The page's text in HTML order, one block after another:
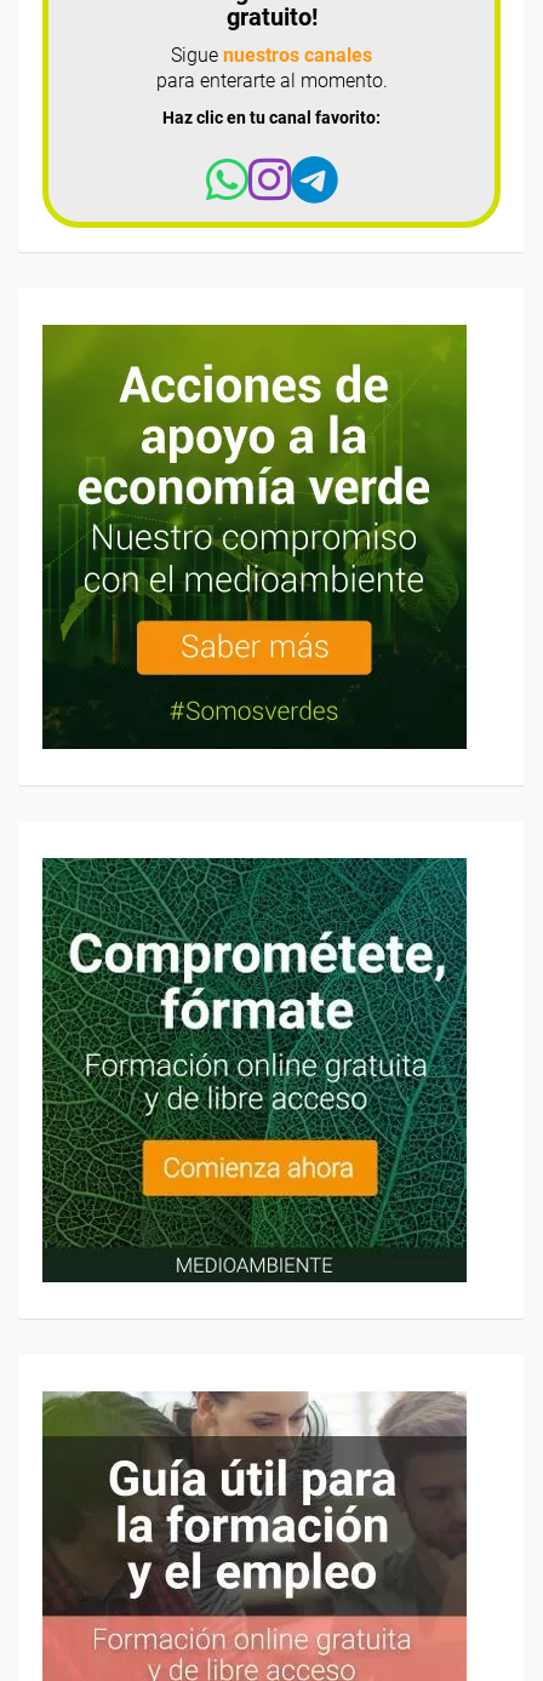
gratuito!
Sigue nuestros canales
para enterarte al momento.
Haz clic en tu canal favorito: